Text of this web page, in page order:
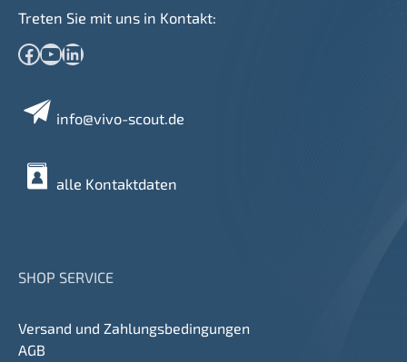
Treten Sie mit uns in Kontakt:
Facebook YouTube LinkedIn
info@vivo-scout.de
alle Kontaktdaten
SHOP SERVICE
Versand und Zahlungsbedingungen
AGB